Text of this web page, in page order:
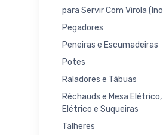
para Servir Com Virola
Pegadores
Peneiras e Escumadeiras
Potes
Raladores e Tábuas
Réchauds e Mesa
Elétrico e Suqueiras
Talheres